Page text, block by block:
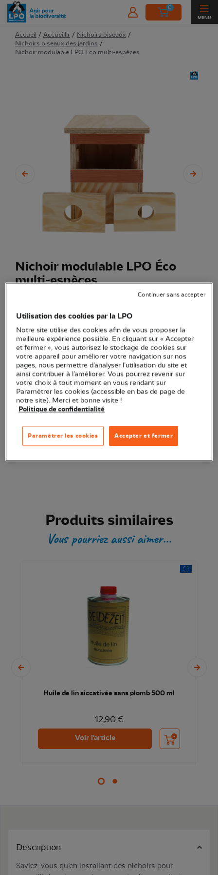
0
MENU
Accueil / Accueillir / Nichoirs oiseaux /
Nichoirs oiseaux des jardins /
Nichoir modulable LPO Éco multi-espèces
Nichoir modulable LPO Éco
multi-espèces
22,90 €
Un nichoir multi-espèces conçu par la LPO pour accueillir
les oiseaux dans votre jardin.Voir plus
Quantité
En stock
Ajouter au panier
Produits similaires
Vous pourriez aussi aimer...
Huile de lin siccativée sans plomb 500 ml
12,90 €
Voir l'article Ajouter au panier
Description
Saviez-vous qu’en installant des nichoirs pour
Utilisation des cookies par la LPO
Notre site utilise des cookies afin de vous proposer la
meilleure expérience possible. En cliquant sur « Accepter
et fermer », vous autorisez le stockage de cookies sur
votre appareil pour améliorer votre navigation sur nos
pages, nous permettre d’analyser l’utilisation du site et
ainsi contribuer à l’améliorer. Vous pourrez revenir sur
votre choix à tout moment en vous rendant sur
Paramétrer les cookies (accessible en bas de page de
notre site). Merci et bonne visite !
Politique de confidentialité
Accepter et fermer
Paramétrer les cookies
Continuer sans accepter